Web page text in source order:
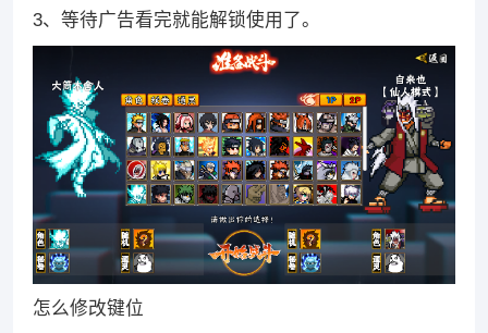
3、等待广告看完就能解锁使用了。
怎么修改键位